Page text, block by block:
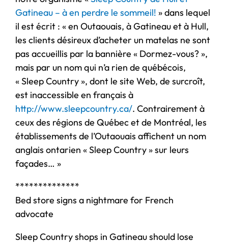
Gatineau – à en perdre le sommeil! » dans lequel
il est écrit : « en Outaouais, à Gatineau et à Hull,
les clients désireux d’acheter un matelas ne sont
pas accueillis par la bannière « Dormez-vous? »,
mais par un nom qui n’a rien de québécois,
« Sleep Country », dont le site Web, de surcroît,
est inaccessible en français à
http://www.sleepcountry.ca/. Contrairement à
ceux des régions de Québec et de Montréal, les
établissements de l’Outaouais affichent un nom
anglais ontarien « Sleep Country » sur leurs
façades… »
**************
Bed store signs a nightmare for French
advocate
Sleep Country shops in Gatineau should lose